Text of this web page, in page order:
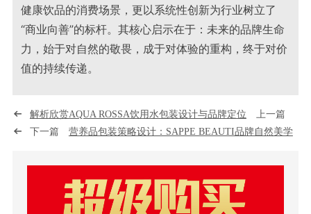
健康饮品的消费场景，更以系统性创新为行业树立了
“商业向善”的标杆。其核心启示在于：未来的品牌生命
力，始于对自然的敬畏，成于对体验的重构，终于对价
值的持续传递。
解析欣赏AQUA ROSSA饮用水包装设计与品牌定位 上一篇
下一篇 营养品包装策略设计：SAPPE BEAUTI品牌自然美学